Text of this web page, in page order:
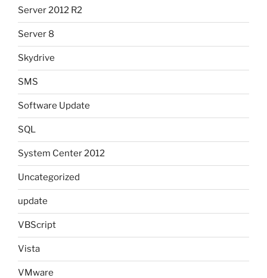
Server 2012 R2
Server 8
Skydrive
SMS
Software Update
SQL
System Center 2012
Uncategorized
update
VBScript
Vista
VMware